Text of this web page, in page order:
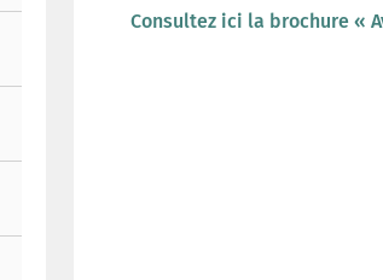
Consultez ici la brochure «